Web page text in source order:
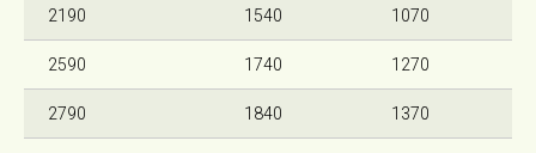
2190 1540 1070
2590 1740 1270
2790 1840 1370